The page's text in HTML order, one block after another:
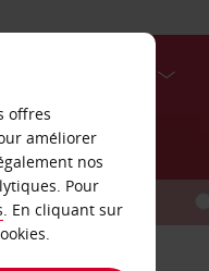
VOITURE
offres
améliorer
nos
Pour
. En cliquant sur